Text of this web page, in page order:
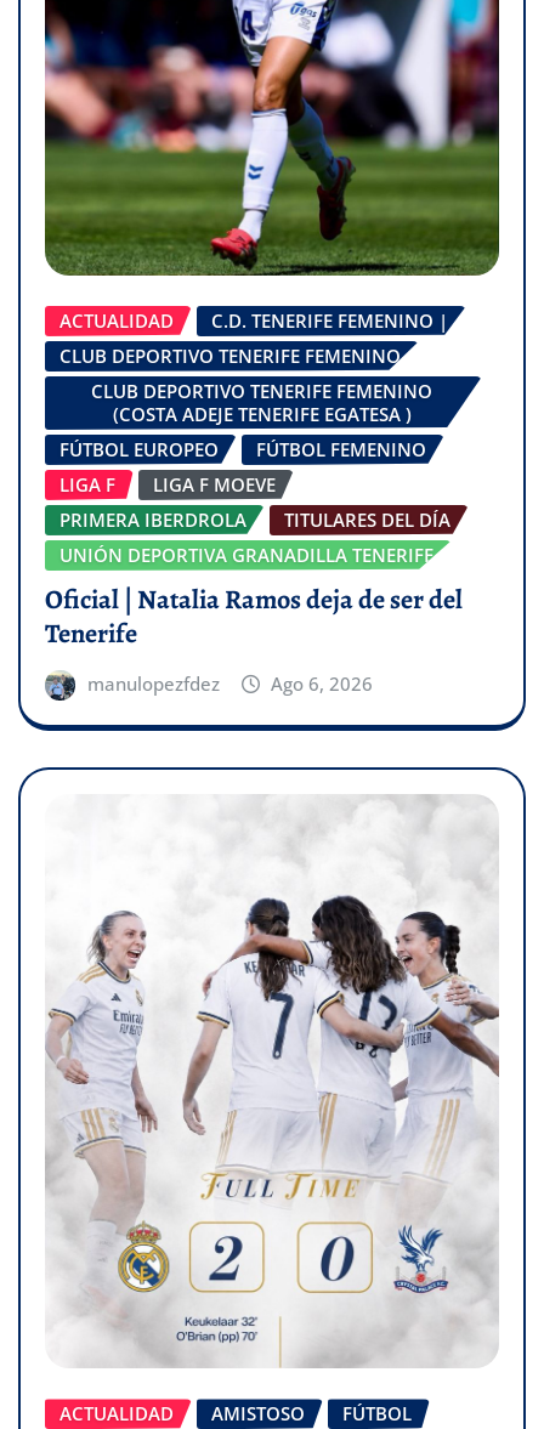
ACTUALIDAD
C.D. TENERIFE FEMENINO |
CLUB DEPORTIVO TENERIFE FEMENINO
CLUB DEPORTIVO TENERIFE FEMENINO
(COSTA ADEJE TENERIFE EGATESA )
FÚTBOL EUROPEO
FÚTBOL FEMENINO
LIGA F
LIGA F MOEVE
PRIMERA IBERDROLA
TITULARES DEL DÍA
UNIÓN DEPORTIVA GRANADILLA TENERIFE
Oficial | Natalia Ramos deja de ser del
Tenerife
manulopezfdez Ago 6, 2026
ACTUALIDAD AMISTOSO FÚTBOL